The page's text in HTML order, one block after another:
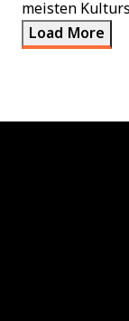
meisten
Load More